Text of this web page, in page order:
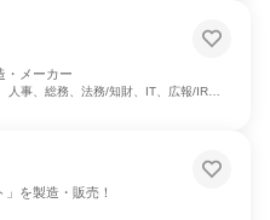
・メーカー
、法務/知財、IT、広報/IR、組織運営管理・公務員・事務系職種
を製造・販売！